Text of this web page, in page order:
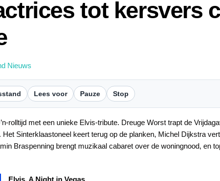
tot kersvers
Nieuws
Lees voor Pauze Stop
rolltijd met een unieke Elvis-tribute. Dreuge Worst trapt de
Sinterklaastoneel keert terug op de planken, Michel Dijkstra
Braspenning brengt muzikaal cabaret over de woningnood, en
Elvis, A Night in Vegas